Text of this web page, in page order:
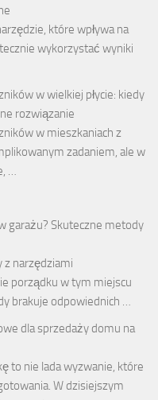
które wpływa na
wykorzystać wyniki
w wielkiej płycie: kiedy
rozwiązanie
w mieszkaniach z
zadaniem, ale w
…
garażu? Skuteczne metody
z narzędziami
porządku w tym miejscu
brakuje odpowiednich …
dla sprzedaży domu na
to nie lada wyzwanie, które
W dzisiejszym